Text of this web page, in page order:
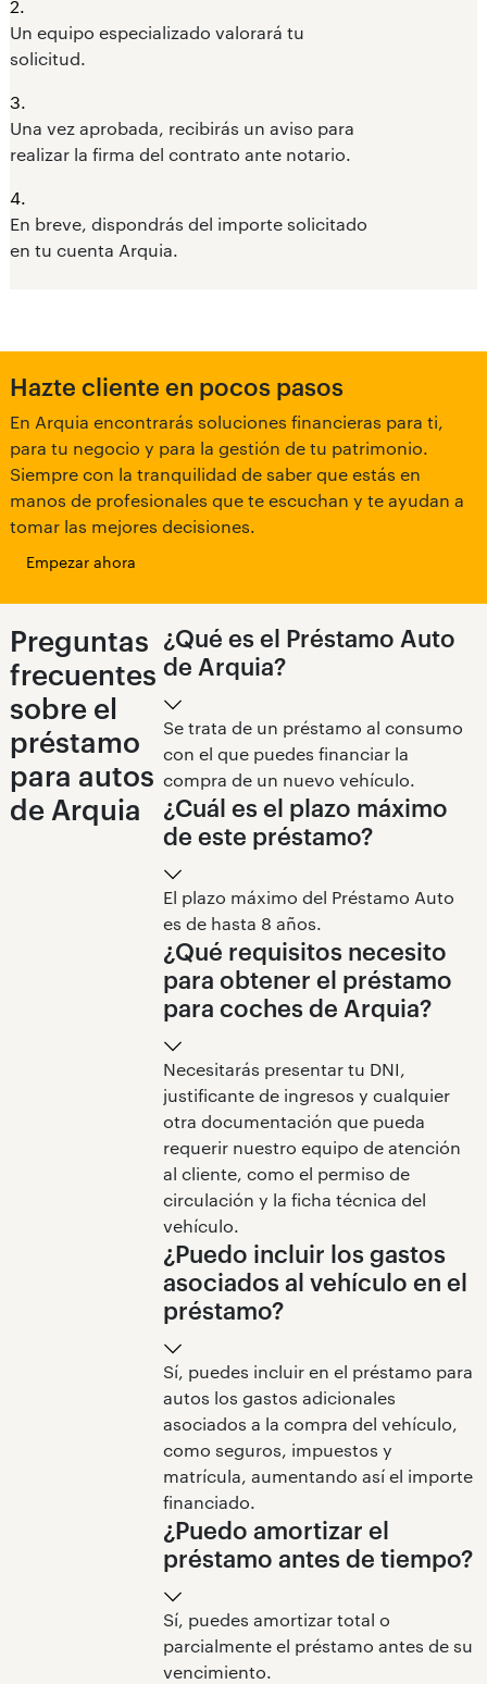
2.
Un equipo especializado valorará tu
solicitud.
3.
Una vez aprobada, recibirás un aviso para
realizar la firma del contrato ante notario.
4.
En breve, dispondrás del importe solicitado
en tu cuenta Arquia.
Hazte cliente en pocos pasos
En Arquia encontrarás soluciones financieras para ti,
para tu negocio y para la gestión de tu patrimonio.
Siempre con la tranquilidad de saber que estás en
manos de profesionales que te escuchan y te ayudan a
tomar las mejores decisiones.
Empezar ahora
Preguntas
frecuentes
sobre el
préstamo
para autos
de Arquia
¿Qué es el Préstamo Auto
de Arquia?
Se trata de un préstamo al consumo
con el que puedes financiar la
compra de un nuevo vehículo.
¿Cuál es el plazo máximo
de este préstamo?
El plazo máximo del Préstamo Auto
es de hasta 8 años.
¿Qué requisitos necesito
para obtener el préstamo
para coches de Arquia?
Necesitarás presentar tu DNI,
justificante de ingresos y cualquier
otra documentación que pueda
requerir nuestro equipo de atención
al cliente, como el permiso de
circulación y la ficha técnica del
vehículo.
¿Puedo incluir los gastos
asociados al vehículo en el
préstamo?
Sí, puedes incluir en el préstamo para
autos los gastos adicionales
asociados a la compra del vehículo,
como seguros, impuestos y
matrícula, aumentando así el importe
financiado.
¿Puedo amortizar el
préstamo antes de tiempo?
Sí, puedes amortizar total o
parcialmente el préstamo antes de su
vencimiento.